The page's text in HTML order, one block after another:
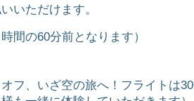
いただけます。
間の60分前となります）
フ、いざ空の旅へ！フライトは